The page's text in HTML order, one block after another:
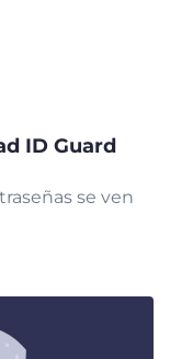
ID Guard
se ven